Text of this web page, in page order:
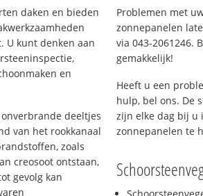
daken en bieden
U kunt denken aan
en
deeltjes
van het rookkanaal
zoals
creosoot ontstaan,
gevolg kan
Problemen met
zonnepanelen
via 043-2061246.
gemakkelijk!
Heeft u een
hulp, bel ons. De
zijn elke dag bij u
zonnepanelen te